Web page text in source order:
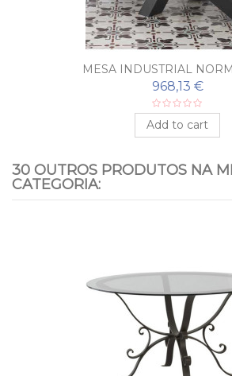
MESA INDUSTRIAL
968,13 €
Add to cart
30 OUTROS PRODUTOS NA
CATEGORIA: